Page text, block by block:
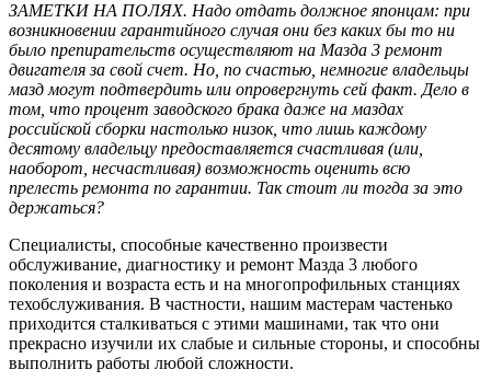
ЗАМЕТКИ НА ПОЛЯХ. Надо отдать должное японцам: при
возникновении гарантийного случая они без каких бы то ни
было препирательств осуществляют на Мазда 3 ремонт
двигателя за свой счет. Но, по счастью, немногие владельцы
мазд могут подтвердить или опровергнуть сей факт. Дело в
том, что процент заводского брака даже на маздах
российской сборки настолько низок, что лишь каждому
десятому владельцу предоставляется счастливая (или,
наоборот, несчастливая) возможность оценить всю
прелесть ремонта по гарантии. Так стоит ли тогда за это
держаться?
Специалисты, способные качественно произвести
обслуживание, диагностику и ремонт Мазда 3 любого
поколения и возраста есть и на многопрофильных станциях
техобслуживания. В частности, нашим мастерам частенько
приходится сталкиваться с этими машинами, так что они
прекрасно изучили их слабые и сильные стороны, и способны
выполнить работы любой сложности.